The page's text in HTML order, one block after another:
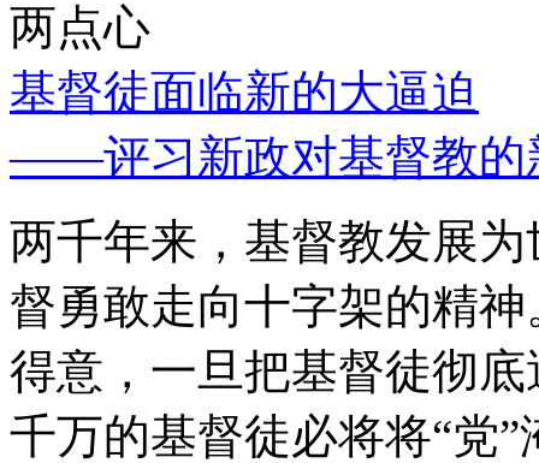
两点心
基督徒面临新的大逼迫
——评习新政对基督教的
两千年来，基督教发展
督勇敢走向十字架的精
得意，一旦把基督徒彻
千万的基督徒必将将“党”